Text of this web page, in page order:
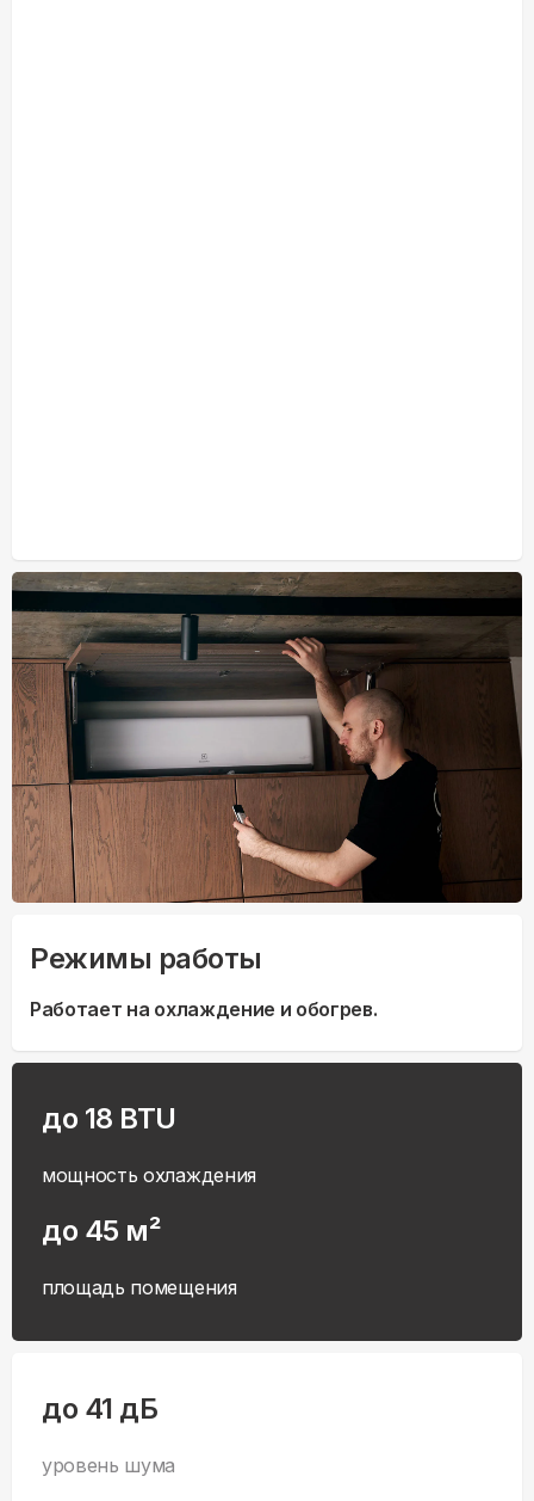
Режимы работы
Работает на охлаждение и обогрев.
до 18 BTU
мощность охлаждения
до 45 м²
площадь помещения
до 41 дБ
уровень шума